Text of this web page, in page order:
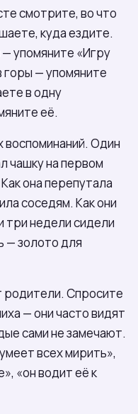
смотрите, во что
куда ездите.
упомяните «Игру
горы — упомяните
в одну
её.
воспоминаний. Один
чашку на первом
она перепутала
соседям. Как они
три недели сидели
— золото для
родители. Спросите
— они часто видят
сами не замечают.
всех мирить»,
«он водит её к